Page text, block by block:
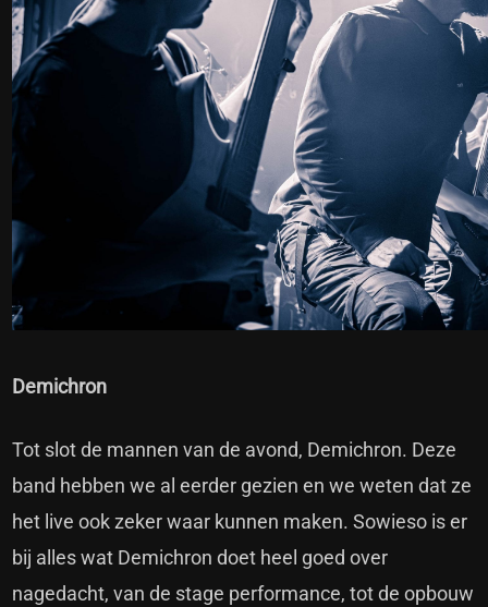
Demichron
Tot slot de mannen van de avond, Demichron. Deze
band hebben we al eerder gezien en we weten dat ze
het live ook zeker waar kunnen maken. Sowieso is er
bij alles wat Demichron doet heel goed over
nagedacht, van de stage performance, tot de opbouw